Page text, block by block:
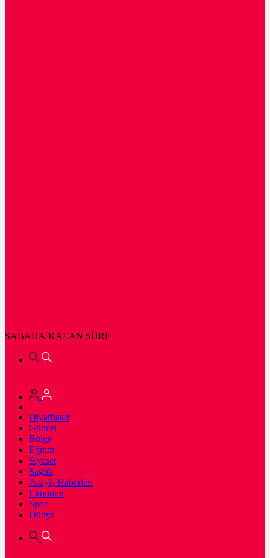
SABAHA KALAN SÜRE
Diyarbakır
Güncel
Bölge
Eğitim
Siyaset
Sağlık
Asayiş Haberleri
Ekonomi
Spor
Dünya